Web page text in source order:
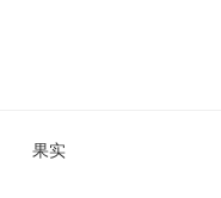
果实